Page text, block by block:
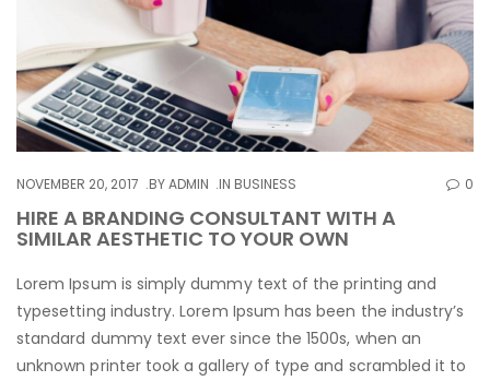
NOVEMBER 20, 2017 BYADMIN IN BUSINESS 0
HIRE A BRANDING CONSULTANT WITH A
SIMILAR AESTHETIC TO YOUR OWN
Lorem Ipsum is simply dummy text of the printing and
typesetting industry. Lorem Ipsum has been the industry’s
standard dummy text ever since the 1500s, when an
unknown printer took a gallery of type and scrambled it to